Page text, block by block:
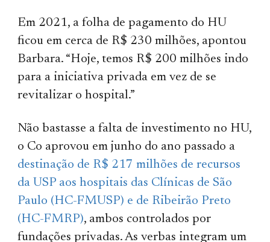
Em 2021, a folha de pagamento do HU
ficou em cerca de R$ 230 milhões, apontou
Barbara. “Hoje, temos R$ 200 milhões indo
para a iniciativa privada em vez de se
revitalizar o hospital.”
Não bastasse a falta de investimento no HU,
o Co aprovou em junho do ano passado a
destinação de R$ 217 milhões de recursos
da USP aos hospitais das Clínicas de São
Paulo (HC-FMUSP) e de Ribeirão Preto
(HC-FMRP), ambos controlados por
fundações privadas. As verbas integram um